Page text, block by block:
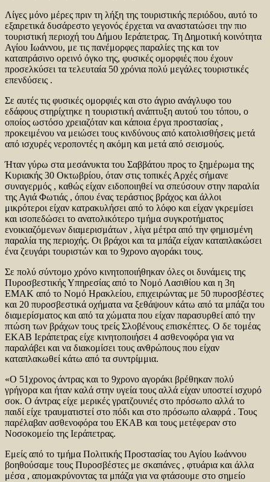
Λίγες μόνο μέρες πριν τη λήξη της τουριστικής περιόδου, αυτό το
εξαιρετικά δυσάρεστο γεγονός έρχεται να αναστατώσει την πιο
τουριστική περιοχή του Δήμου Ιεράπετρας. Τη Δημοτική κοινότητα
Αγίου Ιωάννου, με τις πανέμορφες παραλίες της και τον
καταπράσινο ορεινό όγκο της, φυσικές ομορφιές που έχουν
προσελκύσει τα τελευταία 50 χρόνια πολύ μεγάλες τουριστικές
επενδύσεις .
Σε αυτές τις φυσικές ομορφιές και στο άγριο ανάγλυφο του
εδάφους στηρίχτηκε η τουριστική ανάπτυξη αυτού του τόπου, ο
οποίος ωστόσο χρειαζόταν και κάποια έργα προστασίας ,
προκειμένου να μειώσει τους κινδύνους από κατολισθήσεις μετά
από ισχυρές νεροποντές η ακόμη και μετά από σεισμούς.
Ήταν γύρω στα μεσάνυκτα του Σαββάτου προς το ξημέρωμα της
Κυριακής 30 Οκτωβρίου, όταν στις τοπικές Αρχές σήμανε
συναγερμός , καθώς είχαν ειδοποιηθεί να σπεύσουν στην παραλία
της Αγιά Φωτιάς , όπου ένας τεράστιος βράχος και άλλοι
μικρότεροι είχαν κατρακυλήσει από το λόφο και είχαν γκρεμίσει
και ισοπεδώσει το ανατολικότερο τμήμα συγκροτήματος
ενοικιαζόμενων διαμερισμάτων , λίγα μέτρα από την φημισμένη
παραλία της περιοχής. Οι βράχοι και τα μπάζα είχαν καταπλακώσει
ένα ζευγάρι τουριστών και το 9χρονο αγοράκι τους.
Σε πολύ σύντομο χρόνο κινητοποιήθηκαν όλες οι δυνάμεις της
Πυροσβεστικής Υπηρεσίας από το Νομό Λασιθίου και η 3η
ΕΜΑΚ από το Νομό Ηρακλείου, επιχειρώντας με 50 πυροσβέστες
και 20 πυροσβεστικά οχήματα να ξεθάψουν κάτω από τα μπάζα του
διαμερίσματος και από τα χώματα που είχαν παρασυρθεί από την
πτώση των βράχων τους τρείς Σλοβένους επισκέπτες. Ο δε τομέας
ΕΚΑΒ Ιεράπετρας είχε κινητοποιήσει 4 ασθενοφόρα για να
παραλάβει και να διακομίσει τους ανθρώπους που είχαν
καταπλακωθεί κάτω από τα συντρίμμια.
«Ο 51χρονος άντρας και το 9χρονο αγοράκι βρέθηκαν πολύ
γρήγορα και ήταν καλά στην υγεία τους αλλά είχαν υποστεί ισχυρό
σοκ. Ο άντρας είχε μερικές γρατζουνιές στο πρόσωπο αλλά το
παιδί είχε τραυματιστεί στο πόδι και στο πρόσωπο αλαφρά . Τους
παρέλαβαν ασθενοφόρα του ΕΚΑΒ και τους μετέφεραν στο
Νοσοκομείο της Ιεράπετρας.
Εμείς από το τμήμα Πολιτικής Προστασίας του Αγίου Ιωάννου
βοηθούσαμε τους Πυροσβέστες με σκαπάνες , φτυάρια και άλλα
μέσα , απομακρύνοντας τα μπάζα για να φτάσουμε στο σημείο